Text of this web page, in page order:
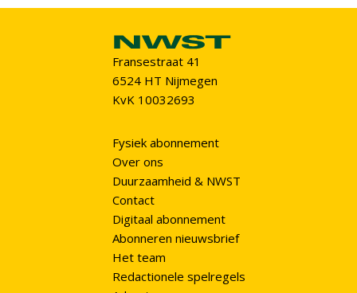
Fransestraat 41
6524 HT Nijmegen
KvK 10032693
Fysiek abonnement
Over ons
Duurzaamheid & NWST
Contact
Digitaal abonnement
Abonneren nieuwsbrief
Het team
Redactionele spelregels